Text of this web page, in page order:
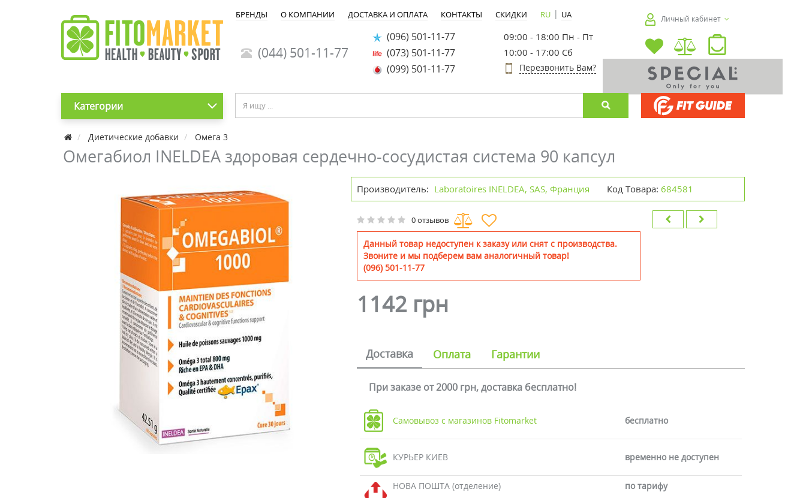
БРЕНДЫ О КОМПАНИИ ДОСТАВКА И ОПЛАТА КОНТАКТЫ СКИДКИ RU | UA
(044) 501-11-77
(096) 501-11-77
(073) 501-11-77
(099) 501-11-77
09:00 - 18:00 Пн - Пт
10:00 - 17:00 Сб
Перезвонить Вам?
Личный кабинет
Категории
Диетические добавки Омега 3
Омегабиол INELDEA здоровая сердечно-сосудистая система 90 капсул
Производитель: Laboratoires INELDEA, SAS, Франция Код Товара: 684581
0 отзывов
Данный товар недоступен к заказу или снят с производства.
Звоните и мы подберем вам аналогичный товар!
(096) 501-11-77
1142 грн
Доставка Оплата Гарантии
При заказе от 2000 грн, доставка бесплатно!
Самовывоз с магазинов Fitomarket бесплатно
КУРЬЕР КИЕВ временно не доступен
НОВА ПОШТА (отделение)
по тарифу